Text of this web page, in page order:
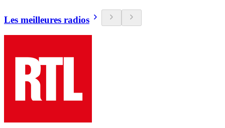
Les meilleures radios